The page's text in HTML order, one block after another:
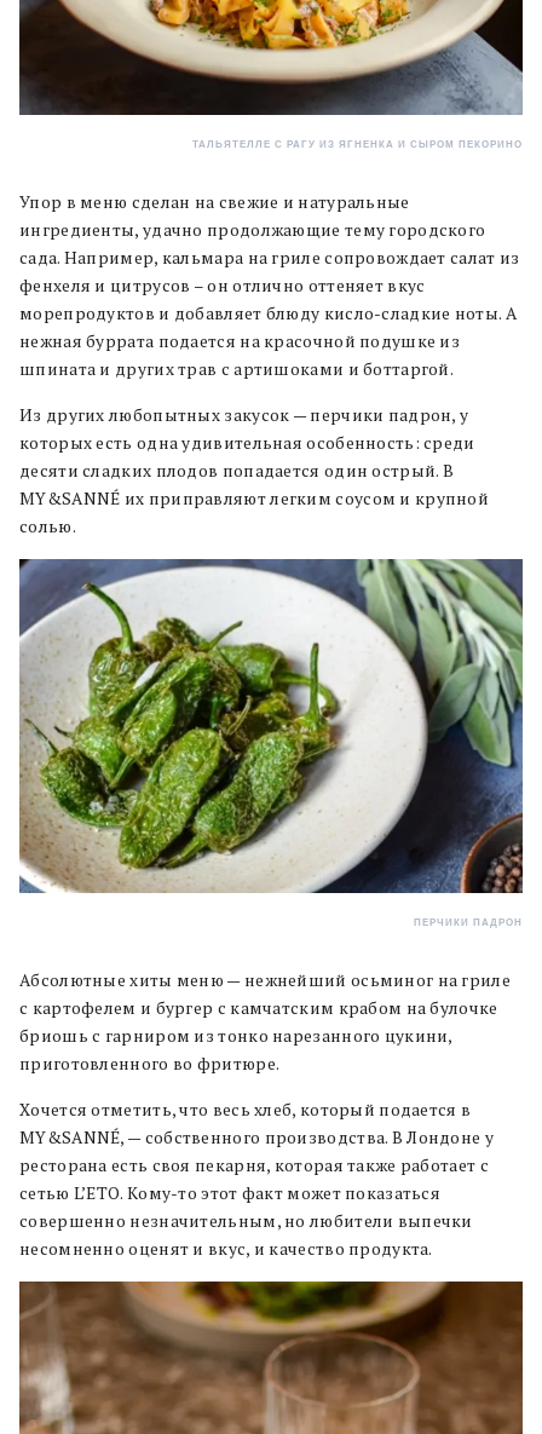
ТАЛЬЯТЕЛЛЕ С РАГУ ИЗ ЯГНЕНКА И СЫРОМ ПЕКОРИНО
Упор в меню сделан на свежие и натуральные
ингредиенты, удачно продолжающие тему городского
сада. Например, кальмара на гриле сопровождает салат из
фенхеля и цитрусов – он отлично оттеняет вкус
морепродуктов и добавляет блюду кисло-сладкие ноты. А
нежная буррата подается на красочной подушке из
шпината и других трав с артишоками и боттаргой.
Из других любопытных закусок — перчики падрон, у
которых есть одна удивительная особенность: среди
десяти сладких плодов попадается один острый. В
MY&SANNÉ их приправляют легким соусом и крупной
солью.
ПЕРЧИКИ ПАДРОН
Абсолютные хиты меню — нежнейший осьминог на гриле
с картофелем и бургер с камчатским крабом на булочке
бриошь с гарниром из тонко нарезанного цукини,
приготовленного во фритюре.
Хочется отметить, что весь хлеб, который подается в
MY&SANNÉ, — собственного производства. В Лондоне у
ресторана есть своя пекарня, которая также работает с
сетью L’ETO. Кому-то этот факт может показаться
совершенно незначительным, но любители выпечки
несомненно оценят и вкус, и качество продукта.